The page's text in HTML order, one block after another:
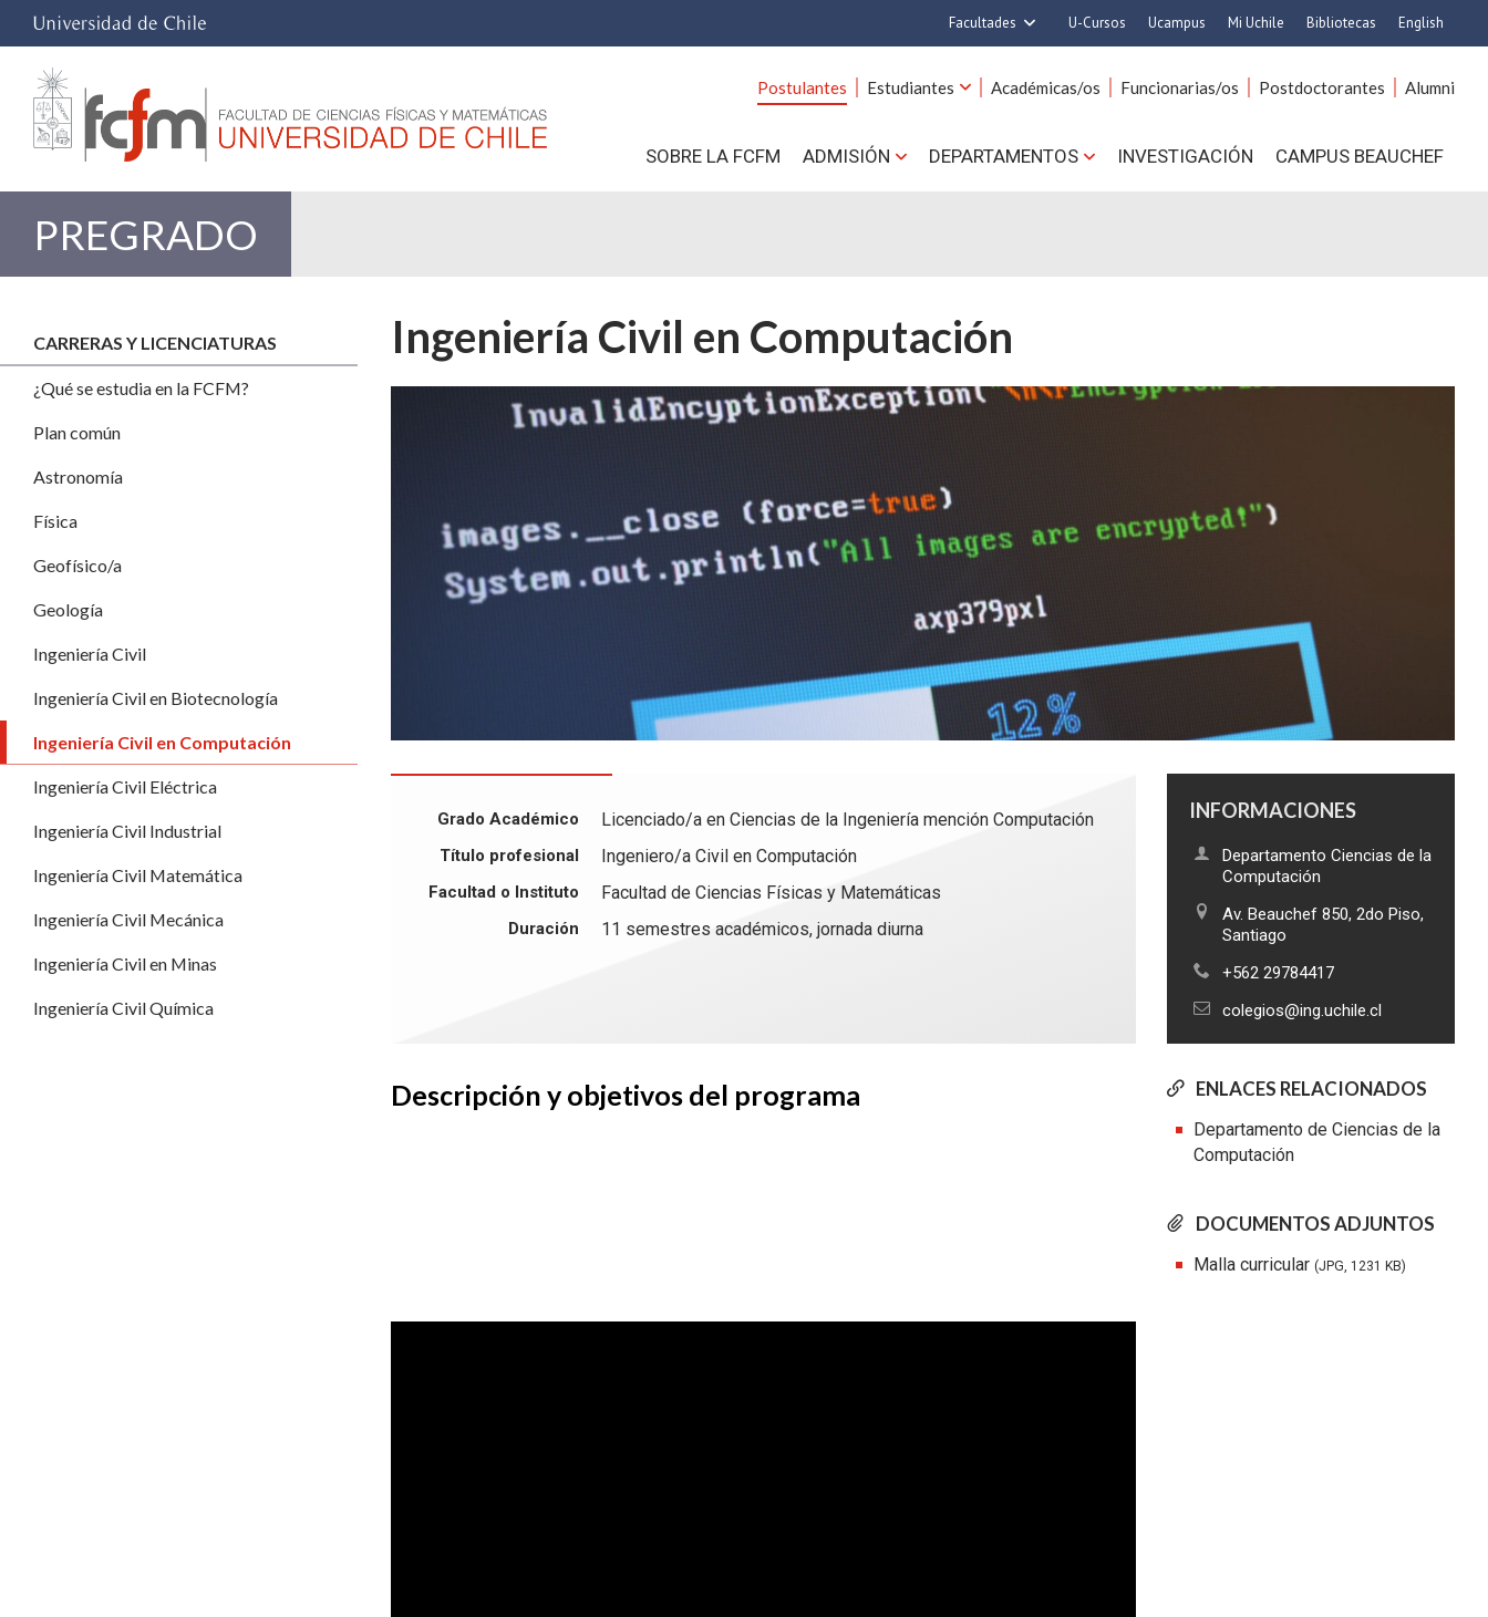
Facultades
Ciencias
Cs. Agronómicas
Estudios Avanzados en Educación
Nutrición y Tecnología de
Bachillerato
U-Cursos Ucampus Mi Uchile Bibliotecas English
Postulantes Estudiantes Académicas/os Funcionarias/os Postdoctorantes Alumni
SOBRE LA FCFM ADMISIÓN DEPARTAMENTOS INVESTIGACIÓN CAMPUS BEAUCHEF
PREGRADO
CARRERAS Y LICENCIATURAS
¿Qué se estudia en la FCFM?
Plan común
Astronomía
Física
Geofísico/a
Geología
Ingeniería Civil
Ingeniería Civil en Biotecnología
Ingeniería Civil en Computación
Ingeniería Civil Eléctrica
Ingeniería Civil Industrial
Ingeniería Civil Matemática
Ingeniería Civil Mecánica
Ingeniería Civil en Minas
Ingeniería Civil Química
Ingeniería Civil en Computación
INFORMACIONES
Departamento Ciencias de la
Computación
Av. Beauchef 850, 2do Piso,
Santiago
+562 29784417
colegios@ing.uchile.cl
Grado Académico Licenciado/a en Ciencias de la Ingeniería mención Computación
Título profesional Ingeniero/a Civil en Computación
Facultad o Instituto Facultad de Ciencias Físicas y Matemáticas
Duración 11 semestres académicos, jornada diurna
ENLACES RELACIONADOS
Departamento de Ciencias de la
Computación
DOCUMENTOS ADJUNTOS
Malla curricular (JPG, 1231 KB)
Descripción y objetivos del programa